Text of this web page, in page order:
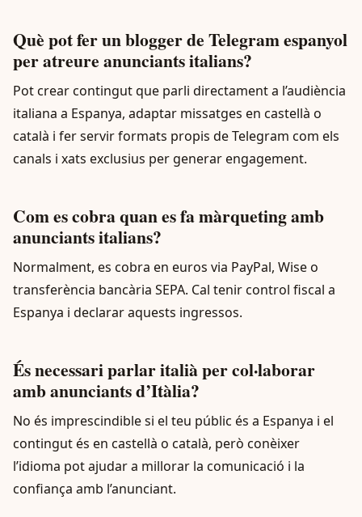
Què pot fer un blogger de Telegram espanyol
per atreure anunciants italians?
Pot crear contingut que parli directament a l’audiència
italiana a Espanya, adaptar missatges en castellà o
català i fer servir formats propis de Telegram com els
canals i xats exclusius per generar engagement.
Com es cobra quan es fa màrqueting amb
anunciants italians?
Normalment, es cobra en euros via PayPal, Wise o
transferència bancària SEPA. Cal tenir control fiscal a
Espanya i declarar aquests ingressos.
És necessari parlar italià per col·laborar
amb anunciants d’Itàlia?
No és imprescindible si el teu públic és a Espanya i el
contingut és en castellà o català, però conèixer
l’idioma pot ajudar a millorar la comunicació i la
confiança amb l’anunciant.